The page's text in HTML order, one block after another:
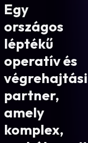
Egy
országos
léptékű
operatív és
végrehajtási
partner,
amely
komplex,